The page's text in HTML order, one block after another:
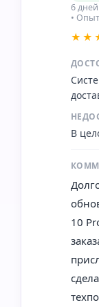
6
•
В
10